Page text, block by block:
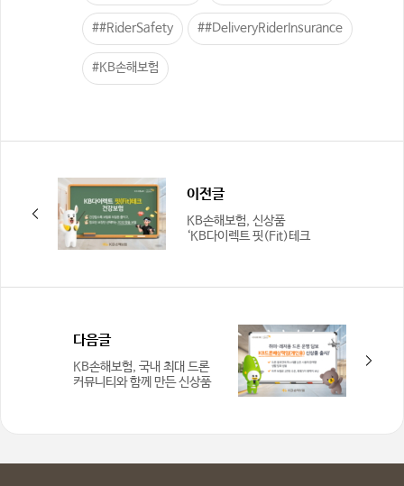
##RiderSafety ##DeliveryRiderInsurance
#KB손해보험
이전글
KB손해보험, 신상품
‘KB다이렉트 핏(Fit)테크
다음글
KB손해보험, 국내 최대 드론
커뮤니티와 함께 만든 신상품